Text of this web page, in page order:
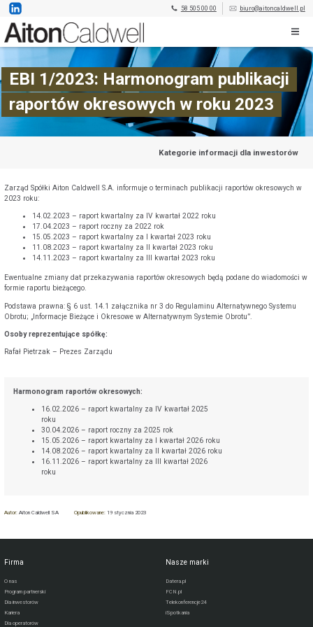
58 505 00 00 biuro@aitoncaldwell.pl
EBI 1/2023: Harmonogram publikacji
raportów okresowych w roku 2023
Kategorie informacji dla inwestorów
Zarząd Spółki Aiton Caldwell S.A. informuje o terminach publikacji raportów okresowych w
2023 roku:
14.02.2023 – raport kwartalny za IV kwartał 2022 roku
17.04.2023 – raport roczny za 2022 rok
15.05.2023 – raport kwartalny za I kwartał 2023 roku
11.08.2023 – raport kwartalny za II kwartał 2023 roku
14.11.2023 – raport kwartalny za III kwartał 2023 roku
Ewentualne zmiany dat przekazywania raportów okresowych będą podane do wiadomości w
formie raportu bieżącego.
Podstawa prawna: § 6 ust. 14.1 załącznika nr 3 do Regulaminu Alternatywnego Systemu
Obrotu; „Informacje Bieżące i Okresowe w Alternatywnym Systemie Obrotu”.
Osoby reprezentujące spółkę:
Rafał Pietrzak – Prezes Zarządu
Harmonogram raportów okresowych:
16.02.2026 – raport kwartalny za IV kwartał 2025
roku
30.04.2026 – raport roczny za 2025 rok
15.05.2026 – raport kwartalny za I kwartał 2026 roku
14.08.2026 – raport kwartalny za II kwartał 2026 roku
16.11.2026 – raport kwartalny za III kwartał 2026
roku
Autor:Aiton Caldwell SA Opublikowane: 19 stycznia 2023
Firma
O nas
Program partnerski
Dla inwestorów
Kariera
Dla operatorów
Nasze marki
Datera.pl
FCN.pl
Telekonferencje24
iSpotkania